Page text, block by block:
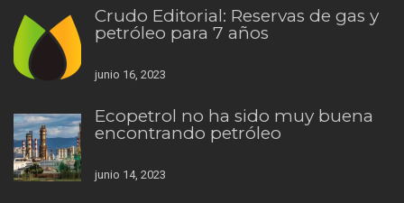
Crudo Editorial: Reservas de gas y
petróleo para 7 años
junio 16, 2023
Ecopetrol no ha sido muy buena
encontrando petróleo
junio 14, 2023